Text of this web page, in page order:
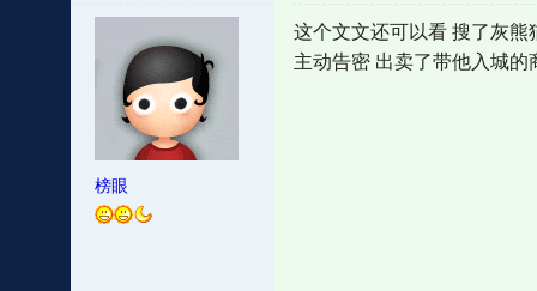
榜眼
这个文文还可以看 搜了灰熊
主动告密 出卖了带他入城的